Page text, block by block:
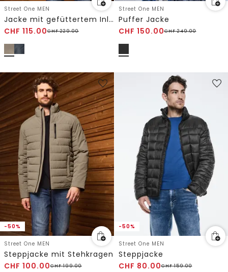
Street One MEN
Jacke mit gefüttertem Inlay
CHF 115.00CHF229.00
Street One MEN
Puffer Jacke
CHF 150.00CHF249.00
-50%
Street One MEN
Steppjacke mit Stehkragen
CHF 100.00CHF199.00
-50%
Street One MEN
Steppjacke
CHF 80.00CHF159.00